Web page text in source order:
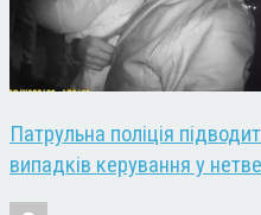
Патрульна поліція
випадків керування у